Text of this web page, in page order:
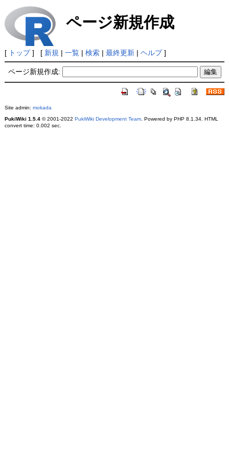
ページ新規作成
[ トップ] [ 新規 | 一覧| 検索| 最終更新| ヘルプ]
ページ新規作成:
Site admin: mokada
PukiWiki 1.5.4© 2001-2022 PukiWiki Development Team. Powered by PHP 8.1.34. HTML
convert time: 0.002 sec.